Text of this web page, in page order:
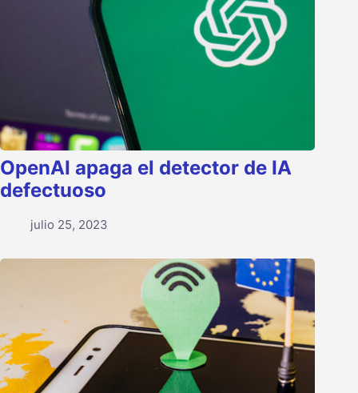
OpenAI apaga el detector de IA
defectuoso
julio 25, 2023